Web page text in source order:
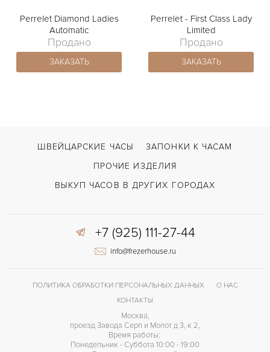
Perrelet Diamond Ladies
Automatic
Продано
ЗАКАЗАТЬ
Perrelet - First Class Lady
Limited
Продано
ЗАКАЗАТЬ
ШВЕЙЦАРСКИЕ ЧАСЫ
ЗАПОНКИ К ЧАСАМ
ПРОЧИЕ ИЗДЕЛИЯ
ВЫКУП ЧАСОВ В ДРУГИХ ГОРОДАХ
+7 (925) 111-27-44
info@frezerhouse.ru
ПОЛИТИКА ОБРАБОТКИ ПЕРСОНАЛЬНЫХ ДАННЫХ
О НАС
КОНТАКТЫ
Москва,
проезд Завода Серп и Молот д 3, к 2,
Время работы:
Понедельник - Суббота 10:00 - 19:00